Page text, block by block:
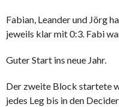
Fabian, Leander und Jörg
jeweils klar mit 0:3. Fabi
Guter Start ins neue Jahr.
Der zweite Block startete
jedes Leg bis in den